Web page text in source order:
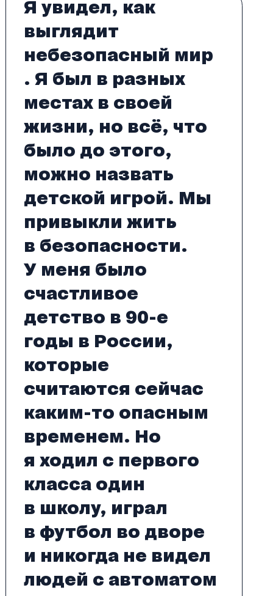
Я увидел, как
выглядит
небезопасный мир
. Я был в разных
местах в своей
жизни, но всё, что
было до этого,
можно назвать
детской игрой. Мы
привыкли жить
в безопасности.
У меня было
счастливое
детство в 90-е
годы в России,
которые
считаются сейчас
каким-то опасным
временем. Но
я ходил с первого
класса один
в школу, играл
в футбол во дворе
и никогда не видел
людей с автоматом